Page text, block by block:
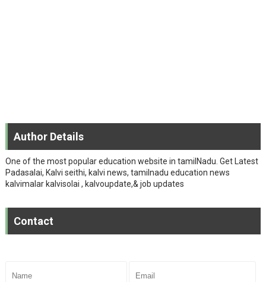
Author Details
One of the most popular education website in tamilNadu. Get Latest
Padasalai, Kalvi seithi, kalvi news, tamilnadu education news
kalvimalar kalvisolai , kalvoupdate,& job updates
Contact